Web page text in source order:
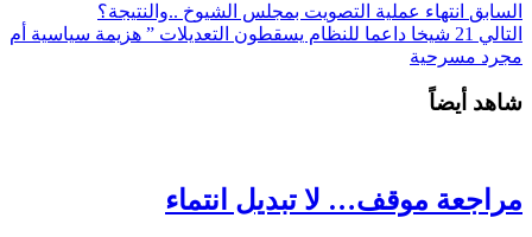
السابق انتهاء عملية التصويت بمجلس الشيوخ ..والنتيجة؟
التالي
21 شيخا داعما للنظام يسقطون التعديلات ” هزيمة سياسية أم
مجرد مسرحية
شاهد أيضاً
مراجعة موقف… لا تبديل انتماء